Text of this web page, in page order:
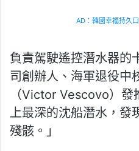
AD：韓國幸福持久
負責駕駛遙控潛水器的
司創辦人、海軍退役中
（Victor Vescovo）發
上最深的沈船潛水，發
殘骸。」